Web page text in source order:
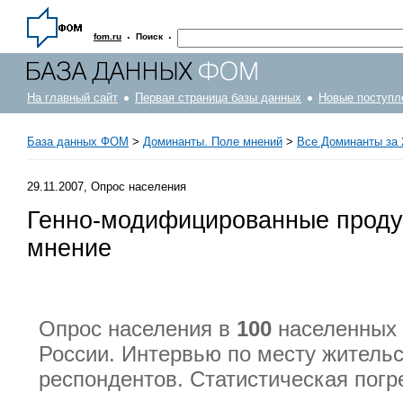
fom.ru · Поиск ·
На главный сайт Первая страница базы данных Новые
База данных ФОМ > Доминанты. Поле мнений > Все Доминанты за
29.11.2007, Опрос населения
Генно-модифицированные
мнение
Опрос населения в 100
России. Интервью по месту
респондентов. Статистическая